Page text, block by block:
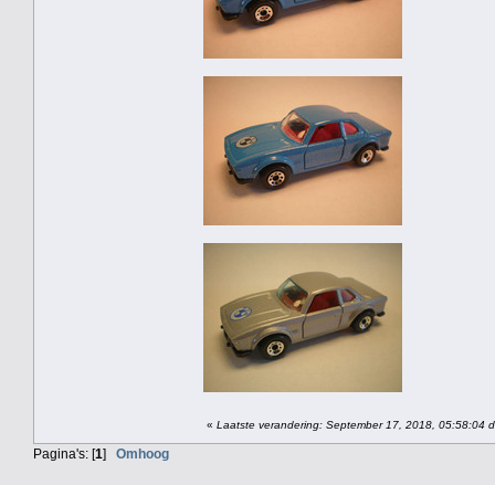
« Laatste verandering: September 17, 2018, 05:58:04
Pagina's: [1] Omhoog